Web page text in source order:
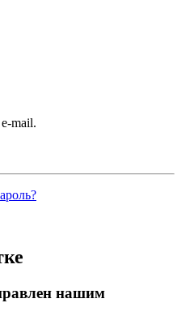
mail.
нашим